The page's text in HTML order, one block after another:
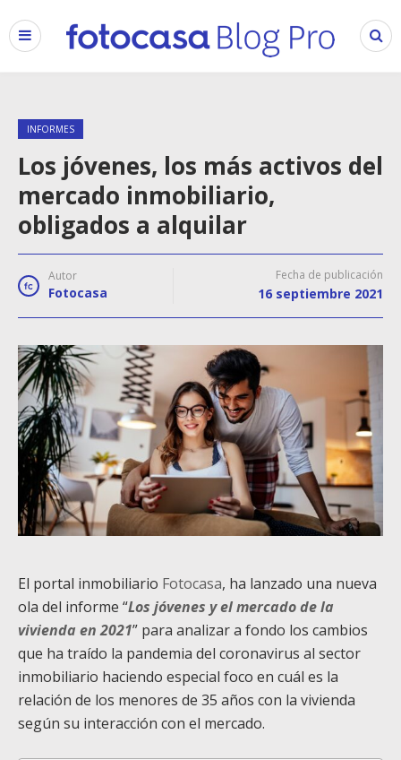
INFORMES
Los jóvenes, los más activos del
mercado inmobiliario,
obligados a alquilar
Autor
Fotocasa
Fecha de publicación
16 septiembre 2021
El portal inmobiliario Fotocasa, ha lanzado una nueva
ola del informe “Los jóvenes y el mercado de la
vivienda en 2021” para analizar a fondo los cambios
que ha traído la pandemia del coronavirus al sector
inmobiliario haciendo especial foco en cuál es la
relación de los menores de 35 años con la vivienda
según su interacción con el mercado.